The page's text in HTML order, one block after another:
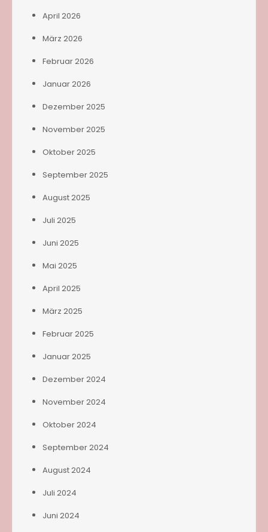
April 2026
März 2026
Februar 2026
Januar 2026
Dezember 2025
November 2025
Oktober 2025
September 2025
August 2025
Juli 2025
Juni 2025
Mai 2025
April 2025
März 2025
Februar 2025
Januar 2025
Dezember 2024
November 2024
Oktober 2024
September 2024
August 2024
Juli 2024
Juni 2024